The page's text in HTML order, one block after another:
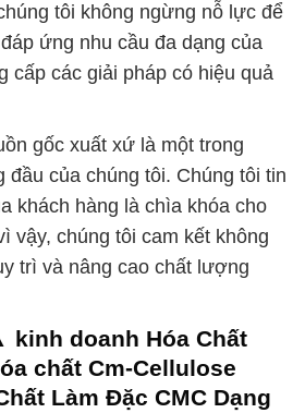
tôi không ngừng nỗ lực để
ứng nhu cầu đa dạng của
cấp các giải pháp có hiệu quả
gốc xuất xứ là một trong
đầu của chúng tôi. Chúng tôi tin
khách hàng là chìa khóa cho
vậy, chúng tôi cam kết không
trì và nâng cao chất lượng
kinh doanh Hóa Chất
chất Cm-Cellulose
Làm Đặc CMC Dạng